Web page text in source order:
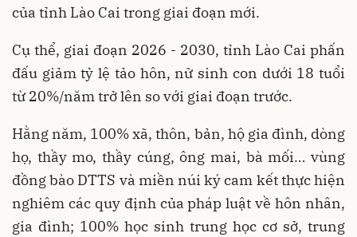
của tỉnh Lào Cai trong giai đoạn mới.
Cụ thể, giai đoạn 2026 - 2030, tỉnh Lào Cai phấn
đấu giảm tỷ lệ tảo hôn, nữ sinh con dưới 18 tuổi
từ 20%/năm trở lên so với giai đoạn trước.
Hằng năm, 100% xã, thôn, bản, hộ gia đình, dòng
họ, thầy mo, thầy cúng, ông mai, bà mối… vùng
đồng bào DTTS và miền núi ký cam kết thực hiện
nghiêm các quy định của pháp luật về hôn nhân,
gia đình; 100% học sinh trung học cơ sở, trung